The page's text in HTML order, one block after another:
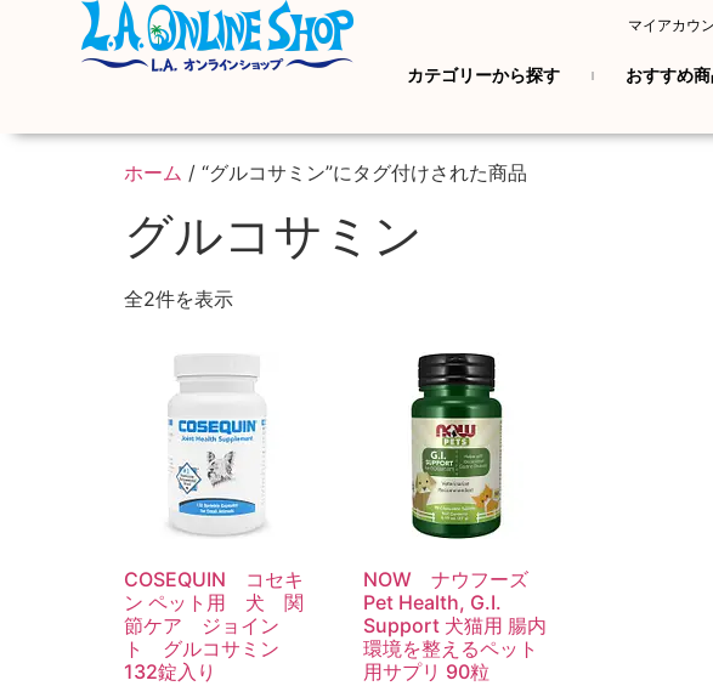
マイアカウ
カテゴリーから探す おすすめ
ホーム / “グルコサミン”にタグ付けされた商品
グルコサミン
全2件を表示
COSEQUIN コセキ
ン ペット用 犬 関
節ケア ジョイン
ト グルコサミン
132錠入り
NOW ナウフーズ
Pet Health, G.I.
Support 犬猫用 腸内
環境を整えるペット
用サプリ 90粒